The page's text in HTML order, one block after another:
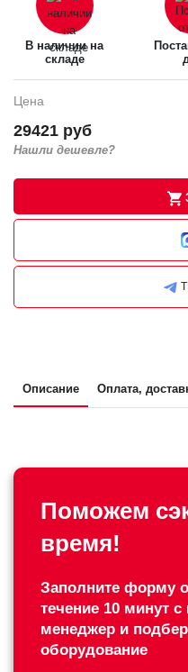
В наличии на
складе
Цена
29421 руб
Нашли дешевле?
Описание Оплата,
Поможем
время!
Заполните форму
течение 10 минут
менеджер и
оборудование